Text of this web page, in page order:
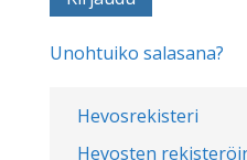
Hevosrekisteri
Hevosten
Unohtuiko salasana?